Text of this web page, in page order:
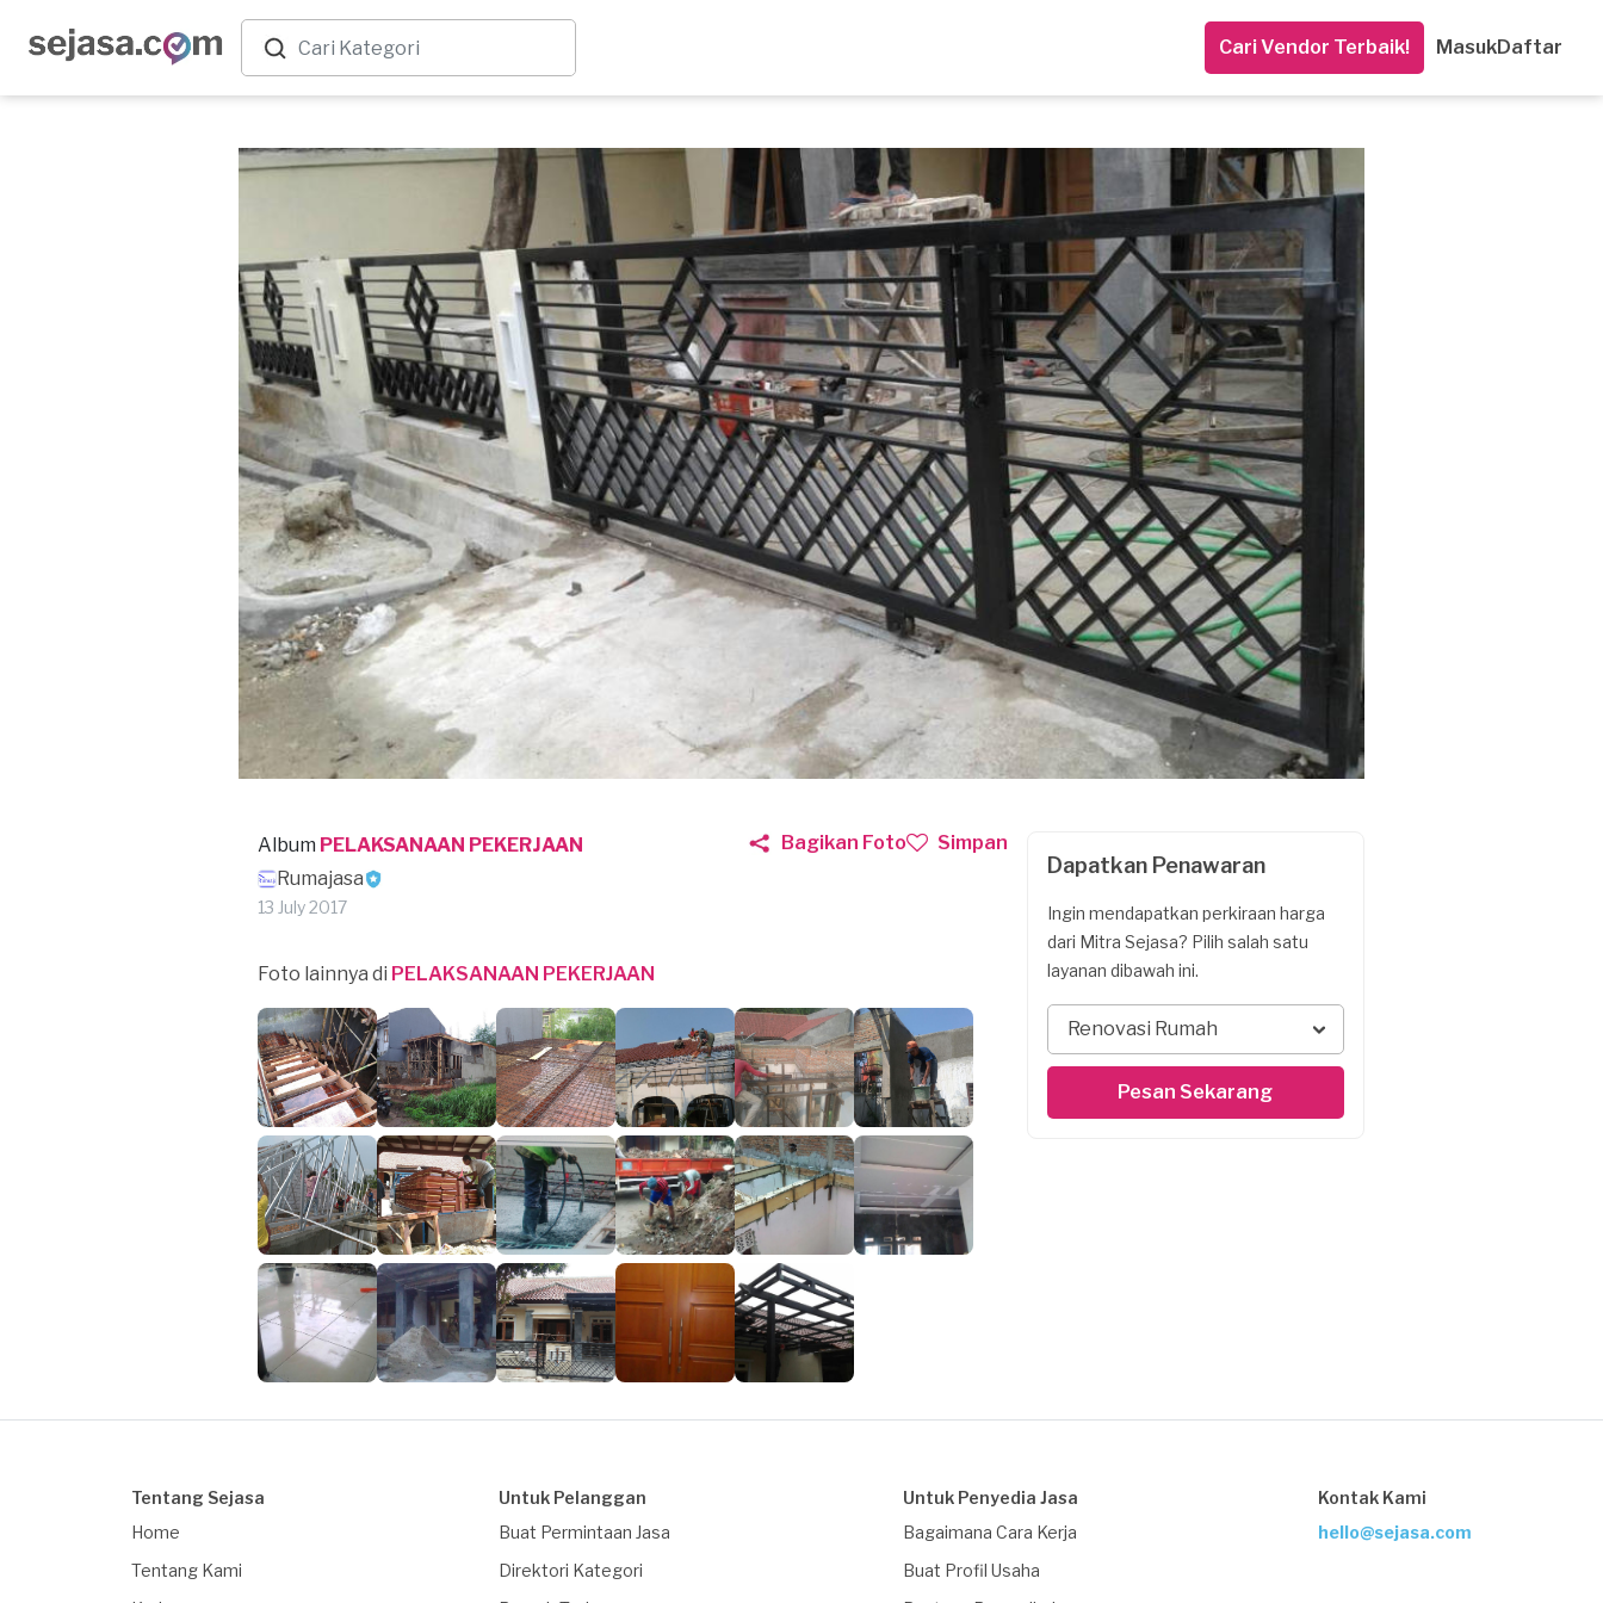
Cari Vendor Terbaik! MasukDaftar
Album PELAKSANAAN PEKERJAAN
Rumajasa
13 July 2017
Bagikan Foto Simpan
Foto lainnya di PELAKSANAAN PEKERJAAN
Dapatkan Penawaran
Ingin mendapatkan perkiraan harga
dari Mitra Sejasa? Pilih salah satu
layanan dibawah ini.
Renovasi Rumah
Pesan Sekarang
Tentang Sejasa
Home
Tentang Kami
Untuk Pelanggan
Buat Permintaan Jasa
Direktori Kategori
Untuk Penyedia Jasa
Bagaimana Cara Kerja
Buat Profil Usaha
Kontak Kami
hello@sejasa.com